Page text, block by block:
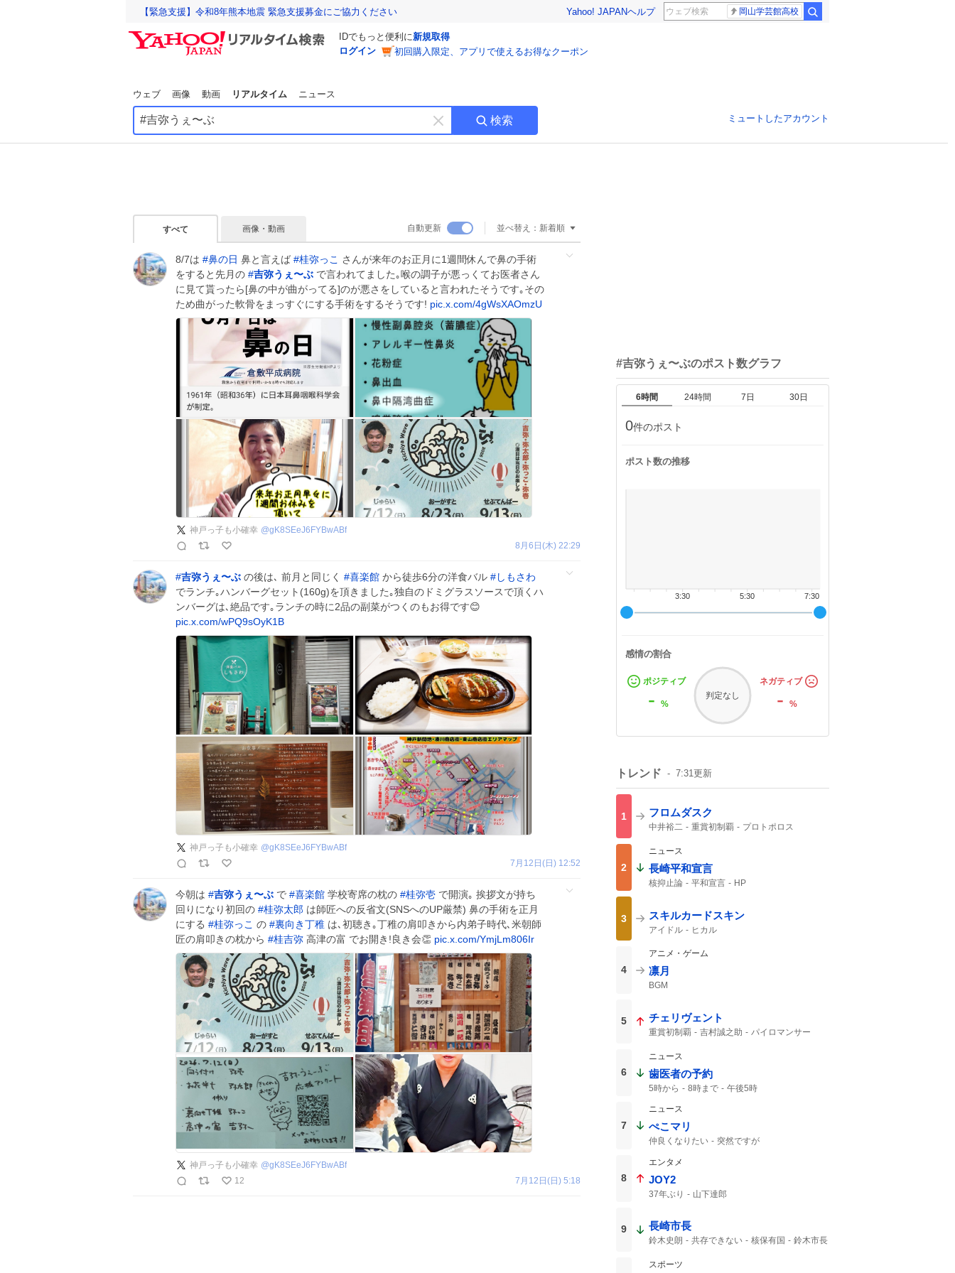
【緊急支援】令和8年熊本地震 緊急支援募金にご協力ください Yahoo! JAPANヘルプ 岡山学芸館高校
IDでもっと便利に新規取得
ログイン
初回購入限定、アプリで使えるお得なクーポン
ウェブ 画像 動画 リアルタイム ニュース
キ
ー
す
検索 ミュートしたアカウント
すべて 画像・動画 自動更新 並べ替え： 新着順
8/7は #鼻の日 鼻と言えば #桂弥っこ
さんが来年のお正月に1週間休んで鼻の手術
をすると先月の #吉弥うぇ〜ぶ で言われてました｡喉の調子が悪っくてお医者さん
に見て貰ったら[鼻の中が曲がってる]のが悪さをしていると言われたそうです｡その
ため曲がった軟骨をまっすぐにする手術をするそうです! pic.x.com/4gWsXAOmzU
神戸っ子も小確幸 @gK8SEeJ6FYBwABf
8月6日(木) 22:29
#吉弥うぇ〜ぶ の後は､ 前月と同じく #喜楽館 から徒歩6分の洋食バル #しもさわ
でランチ｡ハンバーグセット(160g)を頂きました｡独自のドミグラスソースで頂くハ
ンバーグは､絶品です｡ランチの時に2品の副菜がつくのもお得です😊
pic.x.com/wPQ9sOyK1B
神戸っ子も小確幸 @gK8SEeJ6FYBwABf
7月12日(日) 12:52
今朝は #吉弥うぇ〜ぶ で #喜楽館 学校寄席の枕の #桂弥壱 で開演｡ 挨拶文が持ち
回りになり初回の #桂弥太郎 は師匠への反省文(SNSへのUP厳禁) 鼻の手術を正月
にする #桂弥っこ の #裏向き丁稚 は､初聴き｡丁稚の肩叩きから内弟子時代､米朝師
匠の肩叩きの枕から #桂吉弥 高津の富 でお開き!良き会👏 pic.x.com/YmjLm806Ir
神戸っ子も小確幸 @gK8SEeJ6FYBwABf
12
7月12日(日) 5:18
#吉弥うぇ〜ぶのポスト数グラフ
6時間 24時間 7日 30日
0件のポスト
ポスト数の推移
7:30
5:30
3:30
感情の割合
ポジティブ
- %
判定なし
ネガティブ
-%
トレンド 7:31更新
1 フロムダスク
中井裕二 重賞初制覇
プロトポロス
ジェニファー
16万
2
ニュース
長崎平和宣言
核抑止論 平和宣言 HP
3 スキルカードスキン
アイドル ヒカル
4
アニメ・ゲーム
凛月
BGM
5 チェリヴェント
重賞初制覇 吉村誠之助
パイロマンサー
誠之助
マクリール
テンカムテキ
タガノアバンドーネ
海外帰り
レパードステークス2026
6
ニュース
歯医者の予約
5時から 8時まで 午後5時
7
ニュース
ぺこマリ
仲良くなりたい 突然ですが
8
エンタメ
JOY2
37年ぶり 山下達郎
9 長崎市長
鈴木史朗 共存できない 核保有国
鈴木市長
核兵器禁止条約
スポーツ